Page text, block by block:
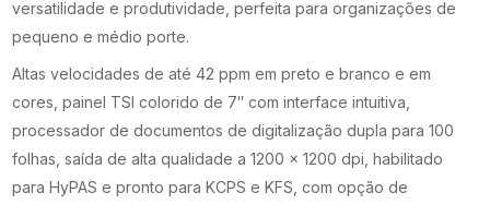
versatilidade e produtividade, perfeita para organizações de
pequeno e médio porte.
Altas velocidades de até 42 ppm em preto e branco e em
cores, painel TSI colorido de 7″ com interface intuitiva,
processador de documentos de digitalização dupla para 100
folhas, saída de alta qualidade a 1200 x 1200 dpi, habilitado
para HyPAS e pronto para KCPS e KFS, com opção de